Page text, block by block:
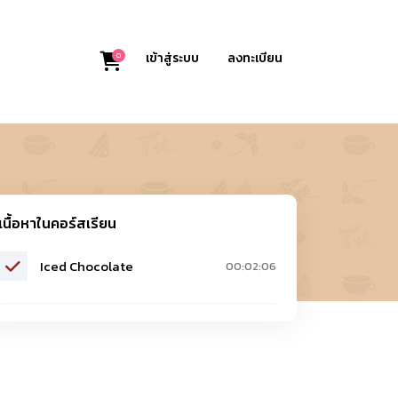
0 เข้าสู่ระบบ ลงทะเบียน
นื้อหาในคอร์สเรียน
Iced Chocolate 00:02:06